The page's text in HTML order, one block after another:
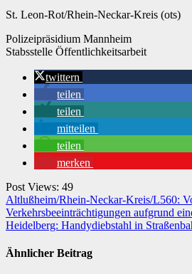
St. Leon-Rot/Rhein-Neckar-Kreis (ots)
Polizeipräsidium Mannheim
Stabsstelle Öffentlichkeitsarbeit
twittern
teilen
teilen
mitteilen
teilen
merken
Post Views: 49
Beitragsnavigation
Altlußheim/Rhein-Neckar-Kreis/L560:
Verkehrsbeeinträchtigungen aufgrund
Heidelberg: Handydiebstahl in
Ähnlicher Beitrag